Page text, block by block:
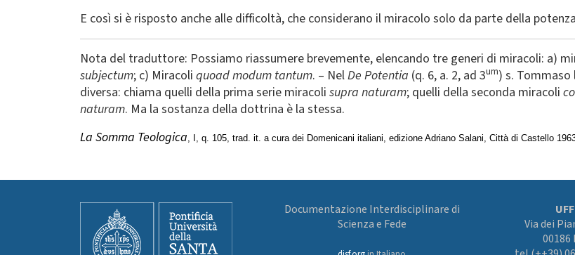
E così si è risposto anche alle difficoltà, che considerano il miracolo solo da parte della
Nota del traduttore: Possiamo riassumere brevemente, elencando tre generi di miracoli: a)
subjectum; c) Miracoli quoad modum tantum. – NelDe Potentia (q. 6, a. 2, ad 3um) s.
diversa: chiama quelli della prima serie miracoli supra naturam; quelli della seconda miracoli
naturam. Ma la sostanza della dottrina è la stessa.
La Somma Teologica, I, q. 105, trad. it. a cura dei Domenicani italiani, edizione Adriano Salani, Città di Castello
Documentazione Interdisciplinare di
Scienza e Fede
Via dei
00186